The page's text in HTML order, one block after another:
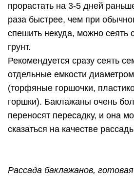
прорастать на 3-5 дней
раза быстрее, чем при
спешить некуда, можно сеять
грунт.
Рекомендуется сразу сеять
отдельные емкости
(торфяные горшочки,
горшки). Баклажаны очень
переносят пересадку, и она
сказаться на качестве
Рассада баклажанов,